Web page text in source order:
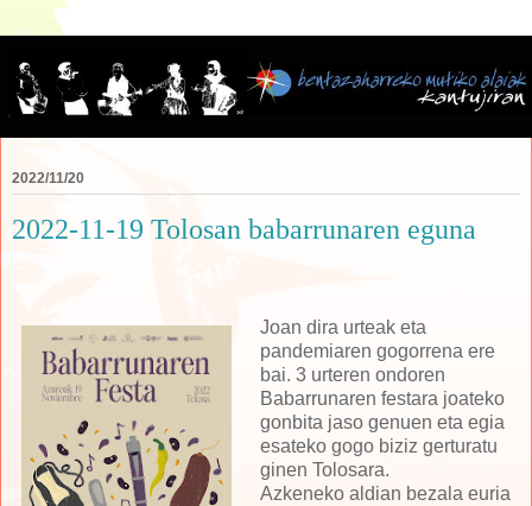
2022/11/20
2022-11-19 Tolosan babarrunaren eguna
Joan dira urteak eta
pandemiaren gogorrena ere
bai. 3 urteren ondoren
Babarrunaren festara joateko
gonbita jaso genuen eta egia
esateko gogo biziz gerturatu
ginen Tolosara.
Azkeneko aldian bezala euria